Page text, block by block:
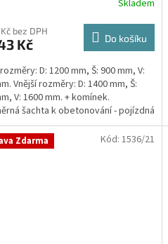
Skladem
bez DPH
Kč Do košíku
D: 1200 mm, Š: 900 mm, V:
Vnější rozměry: D: 1400 mm, Š:
V: 1600 mm. + komínek.
šachta k obetonování - pojízdná
Zdarma Kód: 1536/21